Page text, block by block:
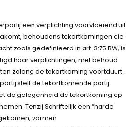
een verplichting voorvloeiend uit
behoudens tekortkomingen die
zoals gedefinieerd in art. 3:75 BW, is
haar verplichtingen, met behoud
zolang de tekortkoming voortduurt.
stelt de tekortkomende partij
de gelegenheid de tekortkoming op
Tenzij Schriftelijk een “harde
vormen